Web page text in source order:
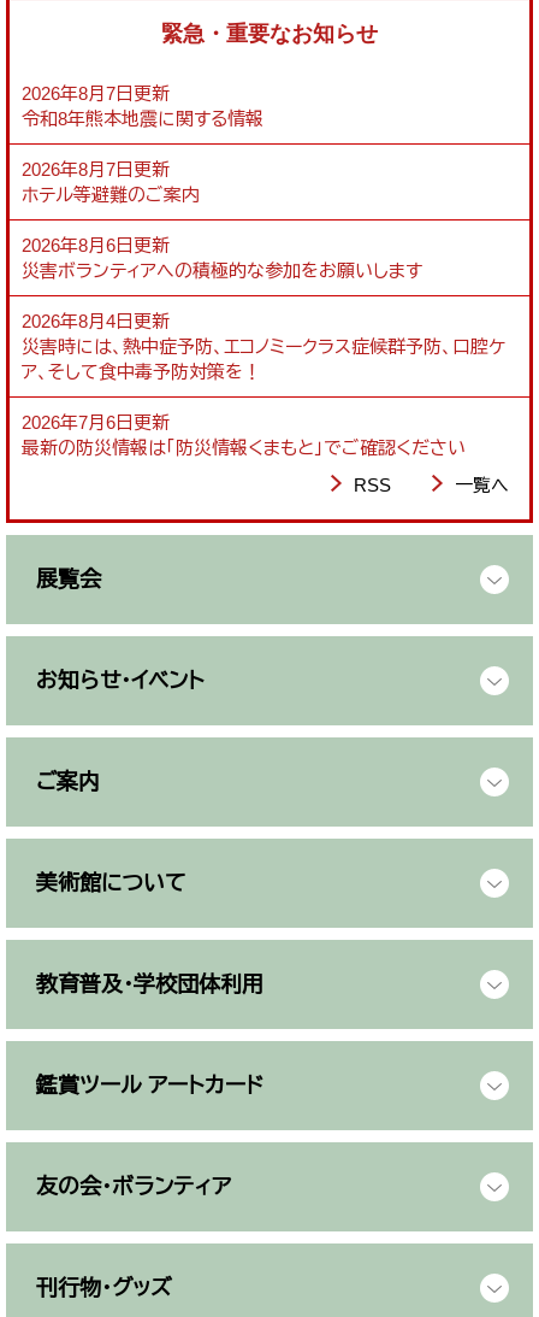
緊急・重要なお知らせ
2026年8月7日更新
令和8年熊本地震に関する情報
2026年8月7日更新
ホテル等避難のご案内
2026年8月6日更新
災害ボランティアへの積極的な参加をお願いします
2026年8月4日更新
災害時には、熱中症予防、エコノミークラス症候群予防、口腔ケ
ア、そして食中毒予防対策を！
2026年7月6日更新
最新の防災情報は「防災情報くまもと」でご確認ください
RSS
一覧へ
展覧会
お知らせ・イベント
ご案内
美術館について
教育普及・学校団体利用
鑑賞ツール アートカード
友の会・ボランティア
刊行物・グッズ